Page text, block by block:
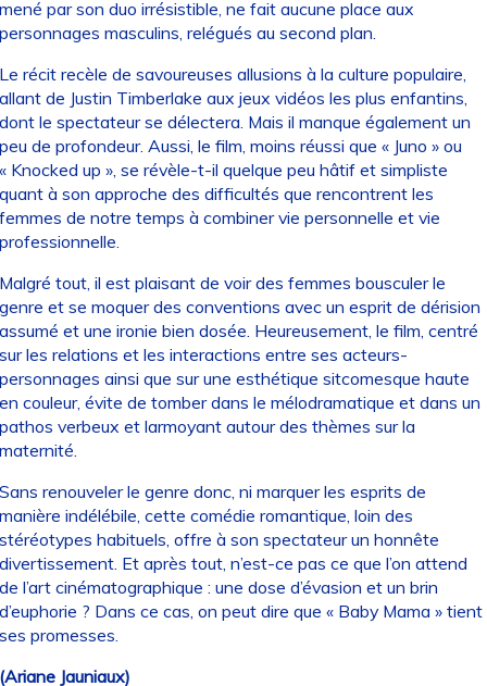
par son duo irrésistible, ne fait aucune place aux
masculins, relégués au second plan.
récit recèle de savoureuses allusions à la culture populaire,
de Justin Timberlake aux jeux vidéos les plus enfantins,
le spectateur se délectera. Mais il manque également un
de profondeur. Aussi, le film, moins réussi que « Juno » ou
Knocked up », se révèle-t-il quelque peu hâtif et simpliste
à son approche des difficultés que rencontrent les
de notre temps à combiner vie personnelle et vie
tout, il est plaisant de voir des femmes bousculer le
et se moquer des conventions avec un esprit de dérision
et une ironie bien dosée. Heureusement, le film, centré
les relations et les interactions entre ses acteurs-
ainsi que sur une esthétique sitcomesque haute
couleur, évite de tomber dans le mélodramatique et dans un
verbeux et larmoyant autour des thèmes sur la
renouveler le genre donc, ni marquer les esprits de
indélébile, cette comédie romantique, loin des
habituels, offre à son spectateur un honnête
Et après tout, n’est-ce pas ce que l’on attend
l’art cinématographique : une dose d’évasion et un brin
? Dans ce cas, on peut dire que « Baby Mama » tient
promesses.
Jauniaux)